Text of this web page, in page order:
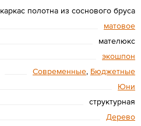
каркас полотна из соснового бруса
матовое
мателюкс
экошпон
Современные, Бюджетные
Юни
структурная
Дерево